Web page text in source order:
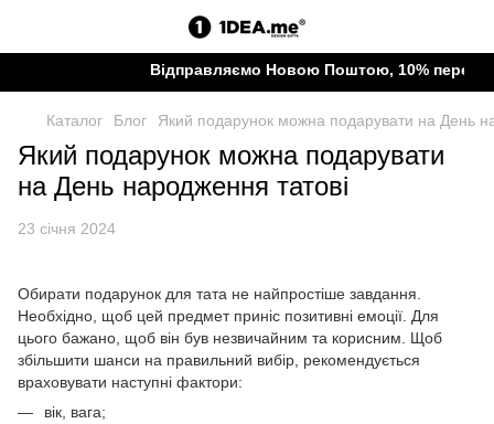
Відправляємо Новою Поштою, 10%
Каталог Блог Який подарунок можна подарувати на День
Який подарунок можна подарувати
на День народження татові
23 січня 2024
Обирати подарунок для тата не найпростіше завдання.
Необхідно, щоб цей предмет приніс позитивні емоції. Для
цього бажано, щоб він був незвичайним та корисним. Щоб
збільшити шанси на правильний вибір, рекомендується
враховувати наступні фактори:
вік, вага;